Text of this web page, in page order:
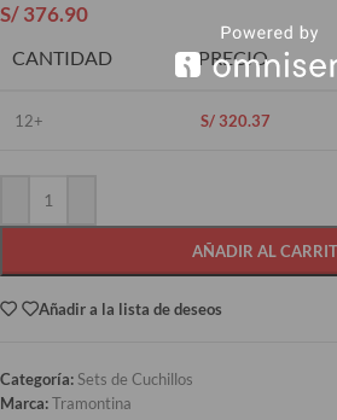
S/376.90
CANTIDAD PRECIO
12+ S/ 320.37
AÑADIR AL
Añadir a la lista de deseos
Categoría:Sets de Cuchillos
Marca:Tramontina